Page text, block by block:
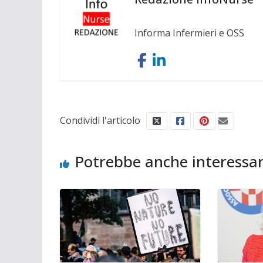
Informa Infermieri e OSS
Condividi l'articolo
Potrebbe anche